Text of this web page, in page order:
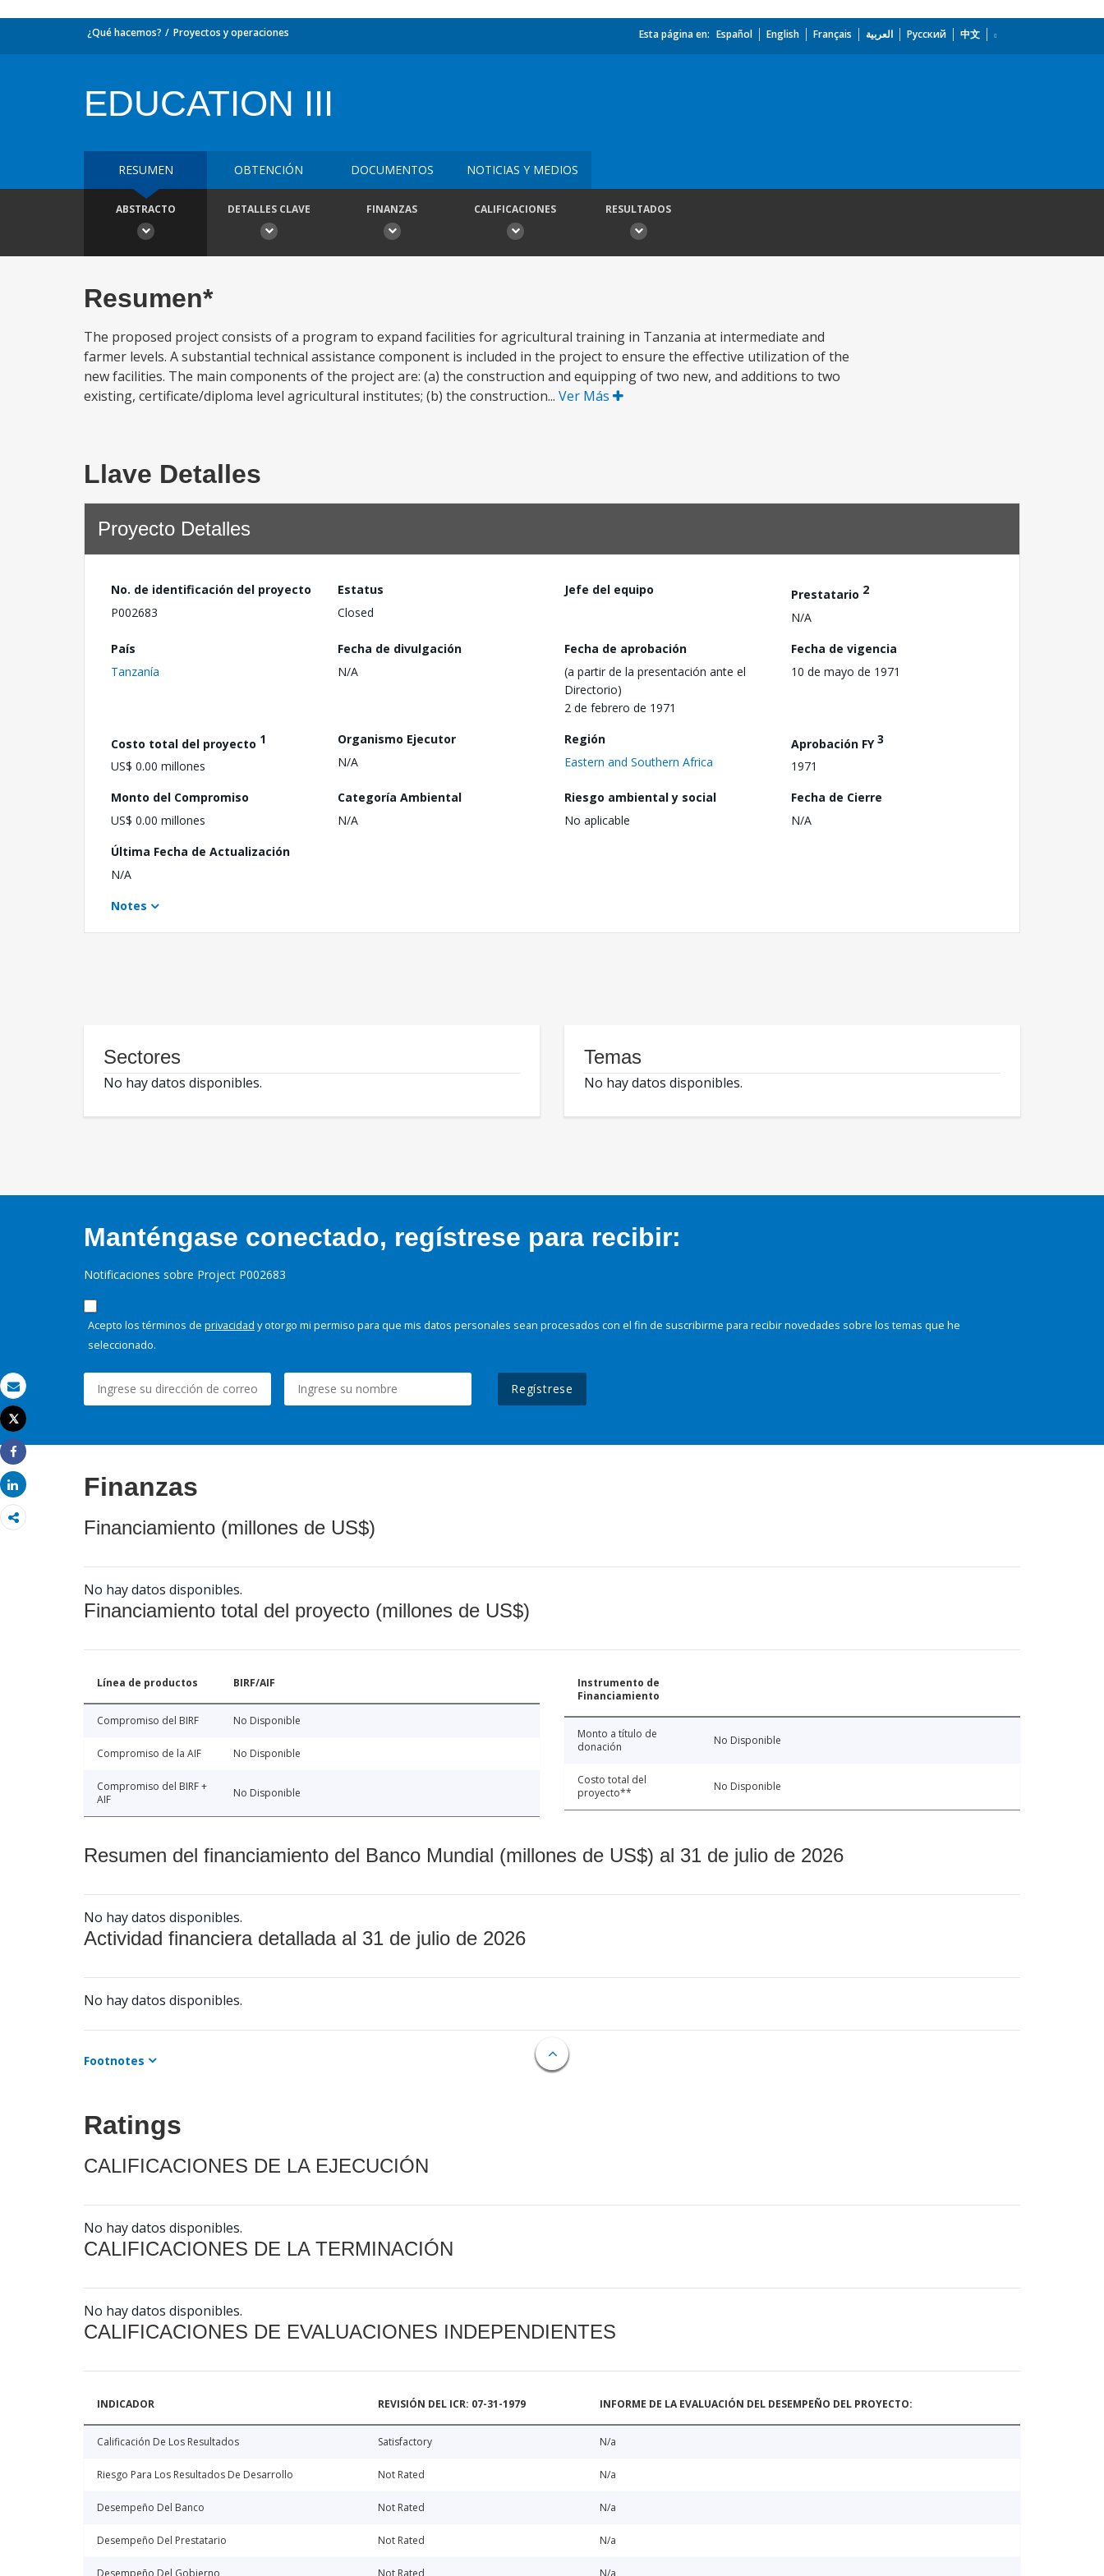
Correo electrónico
Imprimir
Tweet
Share
Share
¿Qué hacemos? Proyectos y operaciones Esta página en: Español English Français العربية Русский 中文
EDUCATION III
RESUMEN OBTENCIÓN DOCUMENTOS NOTICIAS Y MEDIOS
ABSTRACTO DETALLES CLAVE FINANZAS CALIFICACIONES RESULTADOS
Resumen*
The proposed project consists of a program to expand facilities for agricultural training in Tanzania at intermediate and
farmer levels. A substantial technical assistance component is included in the project to ensure the effective utilization of the
new facilities. The main components of the project are: (a) the construction and equipping of two new, and additions to two
existing, certificate/diploma level agricultural institutes; (b) the construction... Ver Más
Llave Detalles
Proyecto Detalles
No. de identificación del proyecto
P002683
Estatus
Closed
Jefe del equipo Prestatario 2
N/A
País
Tanzanía
Fecha de divulgación
N/A
Fecha de aprobación
(a partir de la presentación ante el
Directorio)
2 de febrero de 1971
Fecha de vigencia
10 de mayo de 1971
Costo total del proyecto 1
US$ 0.00 millones
Organismo Ejecutor
N/A
Región
Eastern and Southern Africa
Aprobación FY3
1971
Monto del Compromiso
US$ 0.00 millones
Categoría Ambiental
N/A
Riesgo ambiental y social
No aplicable
Fecha de Cierre
N/A
Última Fecha de Actualización
N/A
Notes
Sectores
No hay datos disponibles.
Temas
No hay datos disponibles.
Manténgase conectado, regístrese para recibir:
Notificaciones sobre Project P002683
Acepto los términos de privacidad y otorgo mi permiso para que mis datos personales sean procesados con el fin de suscribirme para recibir novedades sobre los temas que he
seleccionado.
Regístrese
Finanzas
Financiamiento (millones de US$)
No hay datos disponibles.
Financiamiento total del proyecto (millones de US$)
Línea de productos BIRF/AIF
Compromiso del BIRF No Disponible
Compromiso de la AIF No Disponible
Compromiso del BIRF +
AIF
No Disponible
Instrumento de
Financiamiento
Monto a título de
donación
No Disponible
Costo total del
proyecto**
No Disponible
Resumen del financiamiento del Banco Mundial (millones de US$) al 31 de julio de 2026
No hay datos disponibles.
Actividad financiera detallada al 31 de julio de 2026
No hay datos disponibles.
Footnotes
Ratings
CALIFICACIONES DE LA EJECUCIÓN
No hay datos disponibles.
CALIFICACIONES DE LA TERMINACIÓN
No hay datos disponibles.
CALIFICACIONES DE EVALUACIONES INDEPENDIENTES
INDICADOR REVISIÓN DEL ICR: 07-31-1979 INFORME DE LA EVALUACIÓN DEL DESEMPEÑO DEL PROYECTO:
Calificación De Los Resultados Satisfactory N/a
Riesgo Para Los Resultados De Desarrollo Not Rated N/a
Desempeño Del Banco Not Rated N/a
Desempeño Del Prestatario Not Rated N/a